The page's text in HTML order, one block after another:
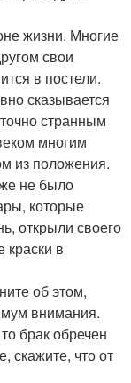
жизни. Многие
свои
в постели.
сказывается
странным
многим
из положения.
не было
которые
открыли своего
краски в
об этом,
внимания.
брак обречен
скажите, что от